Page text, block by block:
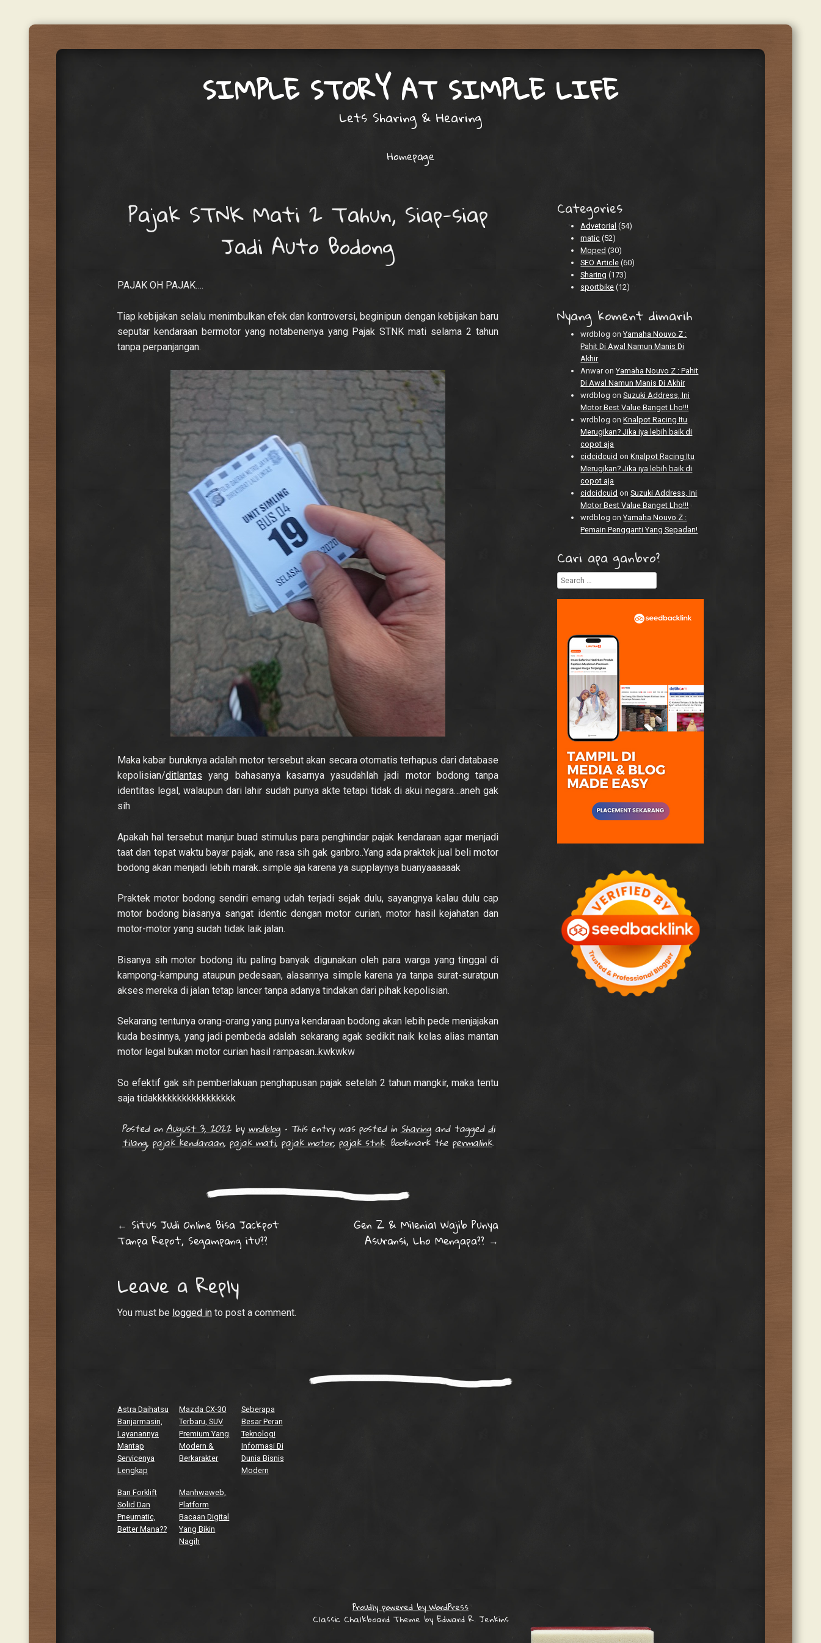
SIMPLE STORY AT SIMPLE LIFE
Lets Sharing & Hearing
Homepage
Pajak STNK Mati 2 Tahun, Siap-siap
Jadi Auto Bodong
PAJAK OH PAJAK….
Tiap kebijakan selalu menimbulkan efek dan kontroversi, beginipun dengan kebijakan baru
seputar kendaraan bermotor yang notabenenya yang Pajak STNK mati selama 2 tahun
tanpa perpanjangan.
Maka kabar buruknya adalah motor tersebut akan secara otomatis terhapus dari database
kepolisian/ditlantas yang bahasanya kasarnya yasudahlah jadi motor bodong tanpa
identitas legal, walaupun dari lahir sudah punya akte tetapi tidak di akui negara…aneh gak
sih
Apakah hal tersebut manjur buad stimulus para penghindar pajak kendaraan agar menjadi
taat dan tepat waktu bayar pajak, ane rasa sih gak ganbro..Yang ada praktek jual beli motor
bodong akan menjadi lebih marak..simple aja karena ya supplaynya buanyaaaaaak
Praktek motor bodong sendiri emang udah terjadi sejak dulu, sayangnya kalau dulu cap
motor bodong biasanya sangat identic dengan motor curian, motor hasil kejahatan dan
motor-motor yang sudah tidak laik jalan.
Bisanya sih motor bodong itu paling banyak digunakan oleh para warga yang tinggal di
kampong-kampung ataupun pedesaan, alasannya simple karena ya tanpa surat-suratpun
akses mereka di jalan tetap lancer tanpa adanya tindakan dari pihak kepolisian.
Sekarang tentunya orang-orang yang punya kendaraan bodong akan lebih pede menjajakan
kuda besinnya, yang jadi pembeda adalah sekarang agak sedikit naik kelas alias mantan
motor legal bukan motor curian hasil rampasan..kwkwkw
So efektif gak sih pemberlakuan penghapusan pajak setelah 2 tahun mangkir, maka tentu
saja tidakkkkkkkkkkkkkkkkk
Posted onAugust 3, 2022bywrdblog • This entry was posted inSharingand taggeddi
tilang, pajak kendaraan, pajak mati,pajak motor, pajak stnk. Bookmark the permalink.
Post navigation
← Situs Judi Online Bisa Jackpot
Tanpa Repot, Segampang itu??
Gen Z & Milenial Wajib Punya
Asuransi, Lho Mengapa?? →
Leave a Reply
You must be logged in to post a comment.
Categories
Advetorial (54)
matic (52)
Moped (30)
SEO Article (60)
Sharing (173)
sportbike (12)
Nyang koment dimarih
wrdblog onYamaha Nouvo Z :
Pahit Di Awal Namun Manis Di
Akhir
Anwar onYamaha Nouvo Z : Pahit
Di Awal Namun Manis Di Akhir
wrdblog onSuzuki Address, Ini
Motor Best Value Banget Lho!!!
wrdblog onKnalpot Racing Itu
Merugikan? Jika iya lebih baik di
copot aja
cidcidcuid onKnalpot Racing Itu
Merugikan? Jika iya lebih baik di
copot aja
cidcidcuid onSuzuki Address, Ini
Motor Best Value Banget Lho!!!
wrdblog onYamaha Nouvo Z :
Pemain Pengganti Yang Sepadan!
Cari apa ganbro?
Search
Astra Daihatsu
Banjarmasin,
Layanannya
Mantap
Servicenya
Lengkap
Mazda CX-30
Terbaru, SUV
Premium Yang
Modern &
Berkarakter
Seberapa
Besar Peran
Teknologi
Informasi Di
Dunia Bisnis
Modern
Ban Forklift
Solid Dan
Pneumatic,
Better Mana??
Manhwaweb,
Platform
Bacaan Digital
Yang Bikin
Nagih
Proudly powered by WordPress
Classic Chalkboard Theme by Edward R. Jenkins